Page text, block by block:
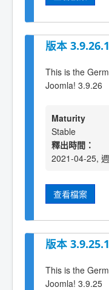
版本 3.9.26.1
This is the
Joomla! 3.9.26
Maturity
Stable
釋出時間：
2021-04-25,
查看檔案
版本 3.9.25.1
This is the
Joomla! 3.9.25